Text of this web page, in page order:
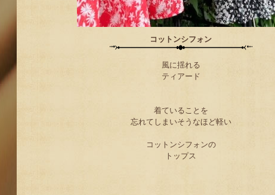
コットンシフォン
風に揺れる
ティアード
着ていることを
忘れてしまいそうなほど軽い
コットンシフォンの
トップス